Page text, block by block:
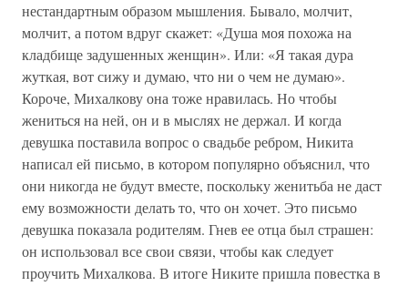
нестандартным образом мышления. Бывало, молчит,
молчит, а потом вдруг скажет: «Душа моя похожа на
кладбище задушенных женщин». Или: «Я такая дура
жуткая, вот сижу и думаю, что ни о чем не думаю».
Короче, Михалкову она тоже нравилась. Но чтобы
жениться на ней, он и в мыслях не держал. И когда
девушка поставила вопрос о свадьбе ребром, Никита
написал ей письмо, в котором популярно объяснил, что
они никогда не будут вместе, поскольку женитьба не даст
ему возможности делать то, что он хочет. Это письмо
девушка показала родителям. Гнев ее отца был страшен:
он использовал все свои связи, чтобы как следует
проучить Михалкова. В итоге Никите пришла повестка в